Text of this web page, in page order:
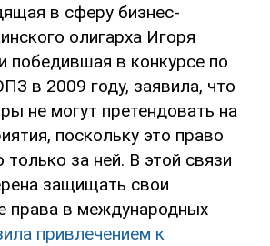
в сферу бизнес-
олигарха Игоря
победившая в конкурсе по
в 2009 году, заявила, что
не могут претендовать на
поскольку это право
только за ней. В этой связи
защищать свои
права в международных
привлечением к